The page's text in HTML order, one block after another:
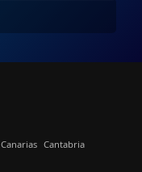
Canarias Cantabria